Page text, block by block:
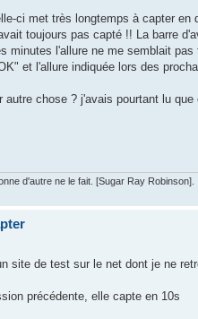
ci met très longtemps à capter en
toujours pas capté !! La barre
minutes l'allure ne me semblait
et l'allure indiquée lors des
chose ? j'avais pourtant lu
d'autre ne le fait. [Sugar Ray Robinson].
site de test sur le net dont je ne
précédente, elle capte en 10s